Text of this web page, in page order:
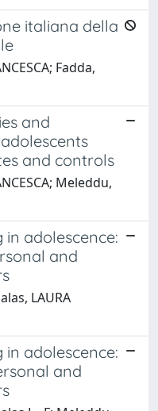
italiana della
Fadda,
and
and controls
Meleddu,
adolescence:
and
LAURA
adolescence:
and